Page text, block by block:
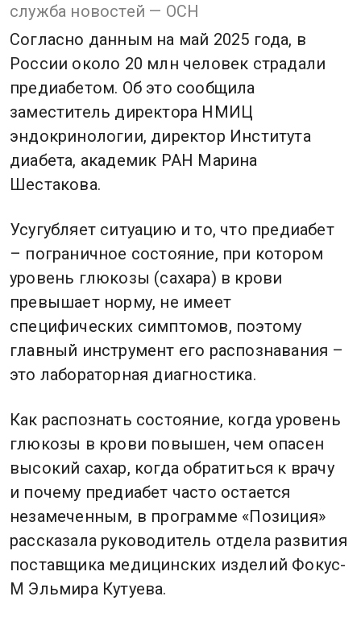
служба новостей — ОСН
Согласно данным на май 2025 года, в
России около 20 млн человек страдали
предиабетом. Об это сообщила
заместитель директора НМИЦ
эндокринологии, директор Института
диабета, академик РАН Марина
Шестакова.
Усугубляет ситуацию и то, что предиабет
– пограничное состояние, при котором
уровень глюкозы (сахара) в крови
превышает норму, не имеет
специфических симптомов, поэтому
главный инструмент его распознавания –
это лабораторная диагностика.
Как распознать состояние, когда уровень
глюкозы в крови повышен, чем опасен
высокий сахар, когда обратиться к врачу
и почему предиабет часто остается
незамеченным, в программе «Позиция»
рассказала руководитель отдела развития
поставщика медицинских изделий Фокус-
М Эльмира Кутуева.